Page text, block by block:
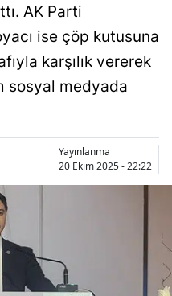
Balıkesir
Bilecik
Bingöl
Bolu
Çankırı
AK Parti
ise çöp kutusuna
karşılık vererek
sosyal medyada
Yayınlanma
20 Ekim 2025 - 22:22